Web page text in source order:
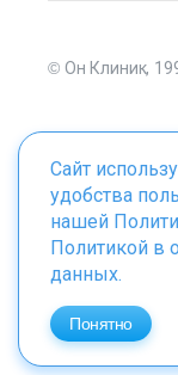
© Он Клиник,
Материалы
Сайт
удобства
нашей
Политикой в
данных.
Понятно